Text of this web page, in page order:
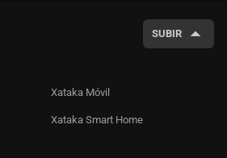
SUBIR
Xataka Móvil
Xataka Smart Home